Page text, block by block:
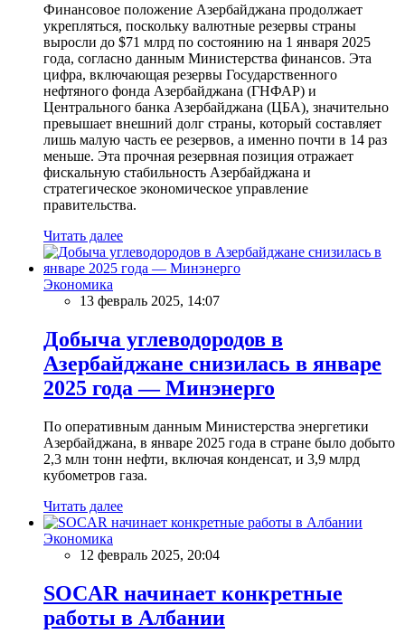
Финансовое положение Азербайджана продолжает
укрепляться, поскольку валютные резервы страны
выросли до $71 млрд по состоянию на 1 января 2025
года, согласно данным Министерства финансов. Эта
цифра, включающая резервы Государственного
нефтяного фонда Азербайджана (ГНФАР) и
Центрального банка Азербайджана (ЦБА), значительно
превышает внешний долг страны, который составляет
лишь малую часть ее резервов, а именно почти в 14 раз
меньше. Эта прочная резервная позиция отражает
фискальную стабильность Азербайджана и
стратегическое экономическое управление
правительства.
Читать далее
Экономика
13 февраль 2025, 14:07
Добыча углеводородов в
Азербайджане снизилась в январе
2025 года — Минэнерго
По оперативным данным Министерства энергетики
Азербайджана, в январе 2025 года в стране было добыто
2,3 млн тонн нефти, включая конденсат, и 3,9 млрд
кубометров газа.
Читать далее
Экономика
12 февраль 2025, 20:04
SOCAR начинает конкретные
работы в Албании